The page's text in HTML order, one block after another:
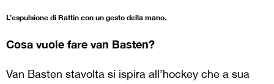
L’espulsione di Rattin con un gesto della mano.
Cosa vuole fare van Basten?
Van Basten stavolta si ispira all’hockey che a sua